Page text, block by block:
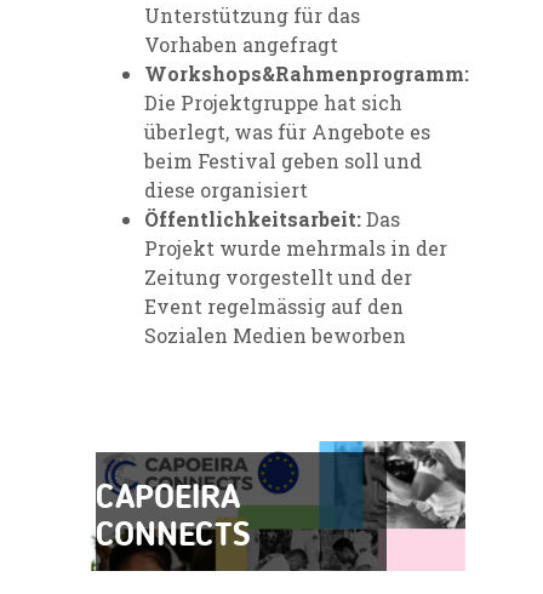
Unterstützung für das
Vorhaben angefragt
Workshops&Rahmenprogramm:
Die Projektgruppe hat sich
überlegt, was für Angebote es
beim Festival geben soll und
diese organisiert
Öffentlichkeitsarbeit:Das
Projekt wurde mehrmals in der
Zeitung vorgestellt und der
Event regelmässig auf den
Sozialen Medien beworben
CAPOEIRA
CONNECTS